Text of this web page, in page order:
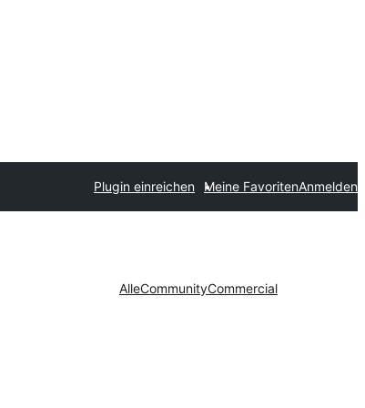
Plugin einreichen Meine FavoritenAnmelden
AlleCommunityCommercial